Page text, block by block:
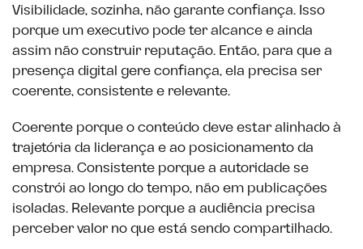
Visibilidade, sozinha, não garante confiança. Isso
porque um executivo pode ter alcance e ainda
assim não construir reputação. Então, para que a
presença digital gere confiança, ela precisa ser
coerente, consistente e relevante.
Coerente porque o conteúdo deve estar alinhado à
trajetória da liderança e ao posicionamento da
empresa. Consistente porque a autoridade se
constrói ao longo do tempo, não em publicações
isoladas. Relevante porque a audiência precisa
perceber valor no que está sendo compartilhado.